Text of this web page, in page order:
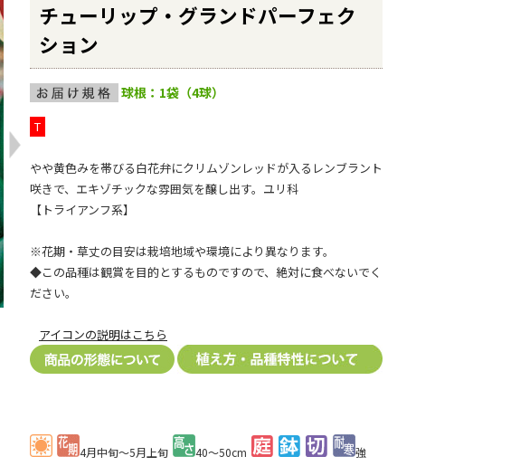
チューリップ・グランドパーフェク
ション
球根：1袋（4球）
T
やや黄色みを帯びる白花弁にクリムゾンレッドが入るレンブラント
咲きで、エキゾチックな雰囲気を醸し出す。ユリ科
【トライアンフ系】
※花期・草丈の目安は栽培地域や環境により異なります。
◆この品種は観賞を目的とするものですので、絶対に食べないでく
ださい。
アイコンの説明はこちら
4月中旬～5月上旬 40～50cm 強